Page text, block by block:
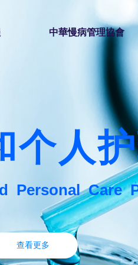
中華慢病管理協會
个人
PersonalCare
查看更多